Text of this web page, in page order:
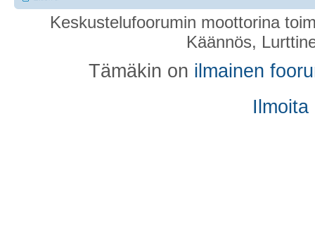
Keskustelufoorumin moottorina
Käännös,
Tämäkin on ilmainen